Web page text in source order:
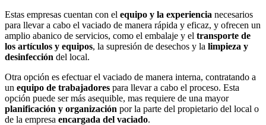
Estas empresas cuentan con el equipo y la experiencia necesarios
para llevar a cabo el vaciado de manera rápida y eficaz, y ofrecen un
amplio abanico de servicios, como el embalaje y el transporte de
los artículos y equipos, la supresión de desechos y la limpieza y
desinfección del local.
Otra opción es efectuar el vaciado de manera interna, contratando a
un equipo de trabajadores para llevar a cabo el proceso. Esta
opción puede ser más asequible, mas requiere de una mayor
planificación y organización por la parte del propietario del local o
de la empresa encargada del vaciado.